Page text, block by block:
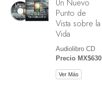
Un Nuevo
Punto de
Vista sobre la
Vida
Audiolibro CD
Precio MX$630
Ver Más